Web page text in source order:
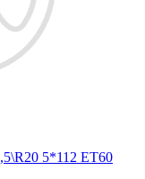
5*112 ET60